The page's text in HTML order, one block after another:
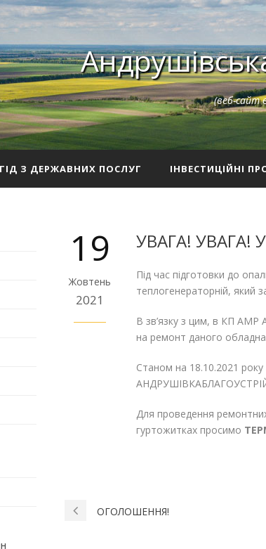
(веб-сайт
ГІД З ДЕРЖАВНИХ ПОСЛУГ ІНВЕСТИЦІЙНІ
19
Жовтень
2021
УВАГА! УВАГА!
Під час підготовки до
теплогенераторній, який
В зв’язку з цим, в КП
на ремонт даного
Станом на 18.10.2021
АНДРУШІВКАБЛАГОУСТРІЙ
Для проведення
гуртожитках просимо
ОГОЛОШЕННЯ!